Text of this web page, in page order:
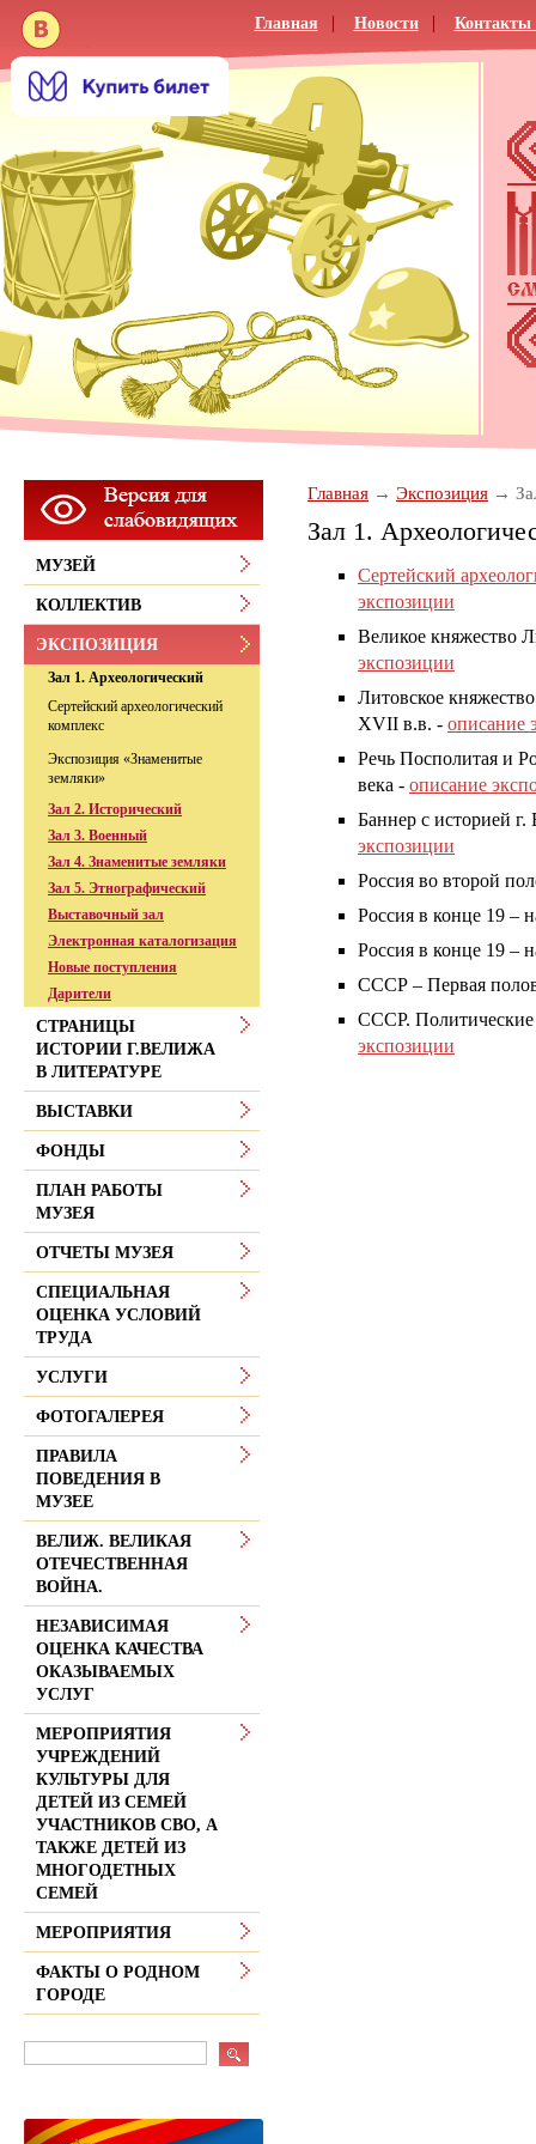
Главная Новости Контакты
Главная Экспозиция
Зал 1.
Сертейский
экспозиции
Великое княжество
экспозиции
Литовское
XVII в.в. - описание
Речь Посполитая и
века - описание
Баннер с историей
экспозиции
Россия во второй
Россия в конце 19 –
Россия в конце 19 –
СССР – Первая
СССР. Политические
экспозиции
МУЗЕЙ
КОЛЛЕКТИВ
ЭКСПОЗИЦИЯ
Зал 1. Археологический
Сертейский археологический
комплекс
Экспозиция «Знаменитые
земляки»
Зал 2. Исторический
Зал 3. Военный
Зал 4. Знаменитые земляки
Зал 5. Этнографический
Выставочный зал
Электронная каталогизация
Новые поступления
Дарители
СТРАНИЦЫ
ИСТОРИИ Г.ВЕЛИЖА
В ЛИТЕРАТУРЕ
ВЫСТАВКИ
ФОНДЫ
ПЛАН РАБОТЫ
МУЗЕЯ
ОТЧЕТЫ МУЗЕЯ
СПЕЦИАЛЬНАЯ
ОЦЕНКА УСЛОВИЙ
ТРУДА
УСЛУГИ
ФОТОГАЛЕРЕЯ
ПРАВИЛА
ПОВЕДЕНИЯ В
МУЗЕЕ
ВЕЛИЖ. ВЕЛИКАЯ
ОТЕЧЕСТВЕННАЯ
ВОЙНА.
НЕЗАВИСИМАЯ
ОЦЕНКА КАЧЕСТВА
ОКАЗЫВАЕМЫХ
УСЛУГ
МЕРОПРИЯТИЯ
УЧРЕЖДЕНИЙ
КУЛЬТУРЫ ДЛЯ
ДЕТЕЙ ИЗ СЕМЕЙ
УЧАСТНИКОВ СВО, А
ТАКЖЕ ДЕТЕЙ ИЗ
МНОГОДЕТНЫХ
СЕМЕЙ
МЕРОПРИЯТИЯ
ФАКТЫ О РОДНОМ
ГОРОДЕ